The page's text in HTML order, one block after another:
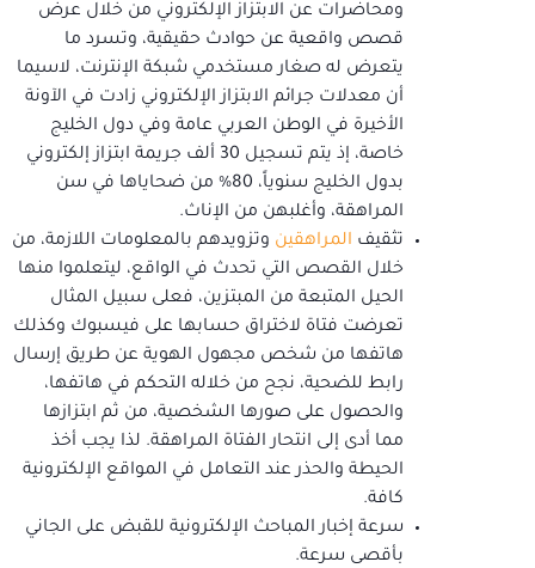
ومحاضرات عن الابتزاز الإلكتروني من خلال عرض
قصص واقعية عن حوادث حقيقية، وتسرد ما
يتعرض له صغار مستخدمي شبكة الإنترنت، لاسيما
أن معدلات جرائم الابتزاز الإلكتروني زادت في الآونة
الأخيرة في الوطن العربي عامة وفي دول الخليج
خاصة، إذ يتم تسجيل 30 ألف جريمة ابتزاز إلكتروني
بدول الخليج سنوياً، 80% من ضحاياها في سن
المراهقة، وأغلبهن من الإناث.
تثقيف المراهقين وتزويدهم بالمعلومات اللازمة، من
خلال القصص التي تحدث في الواقع، ليتعلموا منها
الحيل المتبعة من المبتزين، فعلى سبيل المثال
تعرضت فتاة لاختراق حسابها على فيسبوك وكذلك
هاتفها من شخص مجهول الهوية عن طريق إرسال
رابط للضحية، نجح من خلاله التحكم في هاتفها،
والحصول على صورها الشخصية، من ثم ابتزازها
مما أدى إلى انتحار الفتاة المراهقة. لذا يجب أخذ
الحيطة والحذر عند التعامل في المواقع الإلكترونية
كافة.
سرعة إخبار المباحث الإلكترونية للقبض على الجاني
بأقصى سرعة.